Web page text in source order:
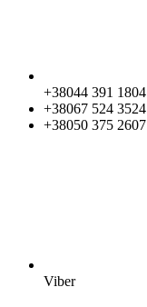
+38044 391 1804
+38067 524 3524
+38050 375 2607
Viber